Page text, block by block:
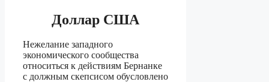
Доллар США
Нежелание западного
экономического сообщества
относиться к действиям Бернанке
с должным скепсисом обусловлено